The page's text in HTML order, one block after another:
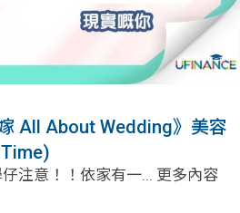
All About Wedding》美容
注意！！依家有一... 更多內容